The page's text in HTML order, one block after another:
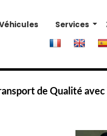
Services
de Qualité